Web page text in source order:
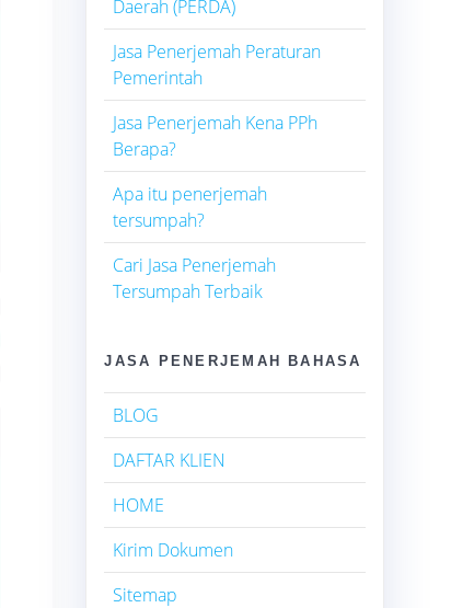
Daerah (PERDA)
Jasa Penerjemah Peraturan
Pemerintah
Jasa Penerjemah Kena PPh
Berapa?
Apa itu penerjemah
tersumpah?
Cari Jasa Penerjemah
Tersumpah Terbaik
JASA PENERJEMAH BAHASA
BLOG
DAFTAR KLIEN
HOME
Kirim Dokumen
Sitemap